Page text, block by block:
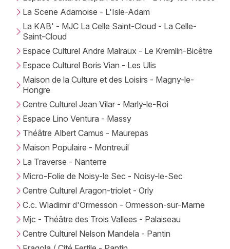
La Scene Adamoise - L'Isle-Adam
La KAB' - MJC La Celle Saint-Cloud - La Celle-
Saint-Cloud
Espace Culturel Andre Malraux - Le Kremlin-Bicêtre
Espace Culturel Boris Vian - Les Ulis
Maison de la Culture et des Loisirs - Magny-le-
Hongre
Centre Culturel Jean Vilar - Marly-le-Roi
Espace Lino Ventura - Massy
Théâtre Albert Camus - Maurepas
Maison Populaire - Montreuil
La Traverse - Nanterre
Micro-Folie de Noisy-le Sec - Noisy-le-Sec
Centre Culturel Aragon-triolet - Orly
C.c. Wladimir d'Ormesson - Ormesson-sur-Marne
Mjc - Théâtre des Trois Vallees - Palaiseau
Centre Culturel Nelson Mandela - Pantin